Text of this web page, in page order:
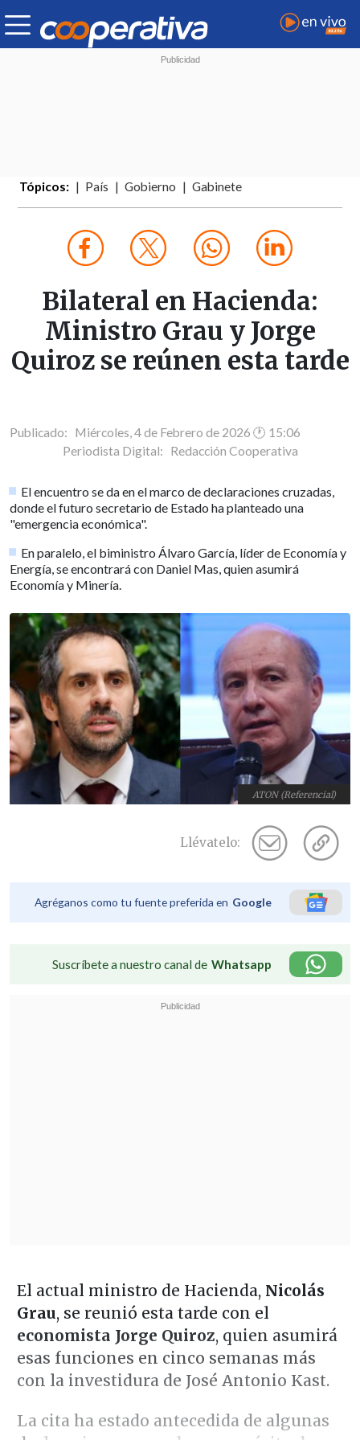
Tópicos: País Gobierno Gabinete
Bilateral en Hacienda:
Ministro Grau y Jorge
Quiroz se reúnen esta tarde
Publicado: Miércoles, 4 de Febrero de 2026 🕐 15:06
Periodista Digital: Redacción Cooperativa
El encuentro se da en el marco de declaraciones cruzadas,
donde el futuro secretario de Estado ha planteado una
"emergencia económica".
En paralelo, el biministro Álvaro García, líder de Economía y
Energía, se encontrará con Daniel Mas, quien asumirá
Economía y Minería.
ATON (Referencial)
Llévatelo:
Agréganos como tu fuente preferida en Google
Suscríbete a nuestro canal de Whatsapp
El actual ministro de Hacienda, Nicolás
Grau, se reunió esta tarde con el
economista Jorge Quiroz, quien asumirá
esas funciones en cinco semanas más
con la investidura de José Antonio Kast.
La cita ha estado antecedida de algunas